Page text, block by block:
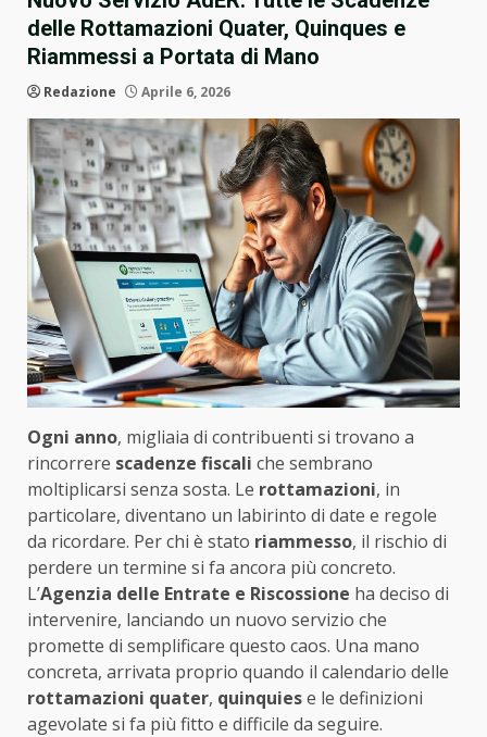
delle Rottamazioni Quater, Quinques e
Riammessi a Portata di Mano
Redazione Aprile 6, 2026
Ogni anno, migliaia di contribuenti si trovano a
rincorrere scadenze fiscali che sembrano
moltiplicarsi senza sosta. Le rottamazioni, in
particolare, diventano un labirinto di date e regole
da ricordare. Per chi è stato riammesso, il rischio di
perdere un termine si fa ancora più concreto.
L’Agenzia delle Entrate e Riscossione ha deciso di
intervenire, lanciando un nuovo servizio che
promette di semplificare questo caos. Una mano
concreta, arrivata proprio quando il calendario delle
rottamazioni quater, quinquiese le definizioni
agevolate si fa più fitto e difficile da seguire.